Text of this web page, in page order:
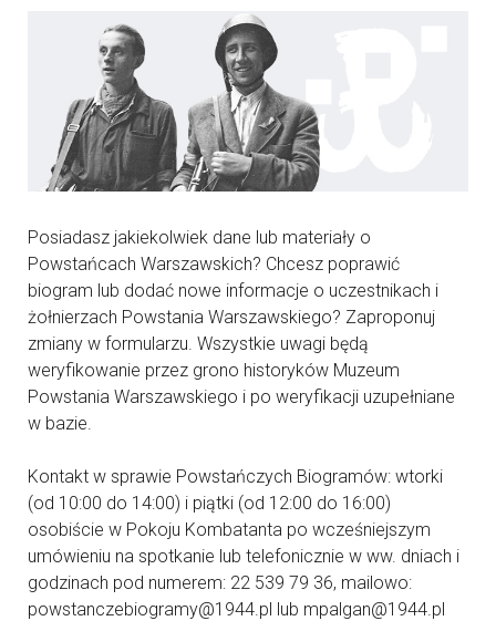
Posiadasz jakiekolwiek dane lub materiały o
Powstańcach Warszawskich? Chcesz poprawić
biogram lub dodać nowe informacje o uczestnikach i
żołnierzach Powstania Warszawskiego? Zaproponuj
zmiany w formularzu. Wszystkie uwagi będą
weryfikowanie przez grono historyków Muzeum
Powstania Warszawskiego i po weryfikacji uzupełniane
w bazie.
Kontakt w sprawie Powstańczych Biogramów: wtorki
(od 10:00 do 14:00) i piątki (od 12:00 do 16:00)
osobiście w Pokoju Kombatanta po wcześniejszym
umówieniu na spotkanie lub telefonicznie w ww. dniach i
godzinach pod numerem: 22 539 79 36, mailowo:
powstanczebiogramy@1944.pl lub mpalgan@1944.pl